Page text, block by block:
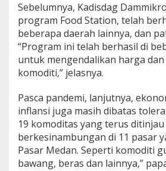
Sebelumnya, Kadisdag
program Food Station, telah
beberapa daerah lainnya, dan
“Program ini telah berhasil di
untuk mengendalikan harga
komoditi,” jelasnya.
Pasca pandemi, lanjutnya,
inflansi juga masih dibatas
19 komoditas yang terus ditinjau
berkesinambungan di 11 pasar
Pasar Medan. Seperti komoditi
bawang, beras dan lainnya,”